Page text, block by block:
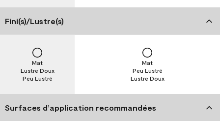
Fini(s)/Lustre(s)
Peu Lustré
Lustre Doux
Mat
Lustre Doux
Peu Lustré
Mat
Surfaces d’application recommandées